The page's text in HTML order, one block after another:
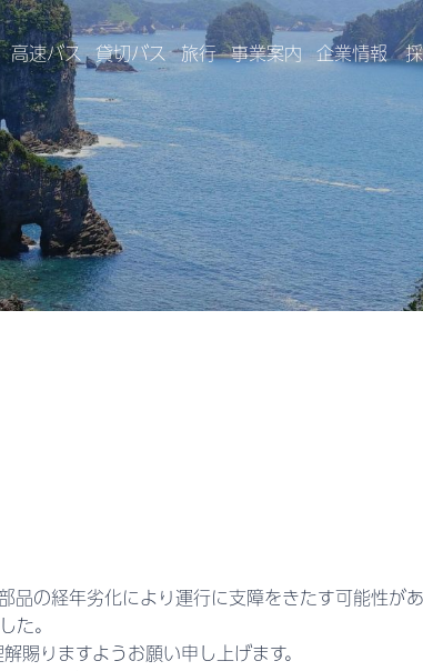
高速バス 貸切バス 旅行 事業案内 企業情報
の経年劣化により運行に支障をきたす可能性が
た。
賜りますようお願い申し上げます。